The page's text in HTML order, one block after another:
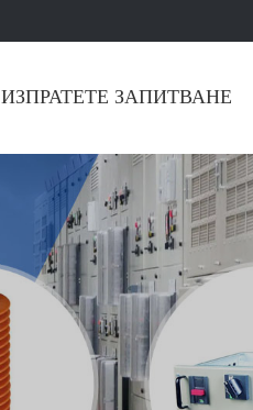
ИЗПРАТЕТЕ ЗАПИТВАНЕ